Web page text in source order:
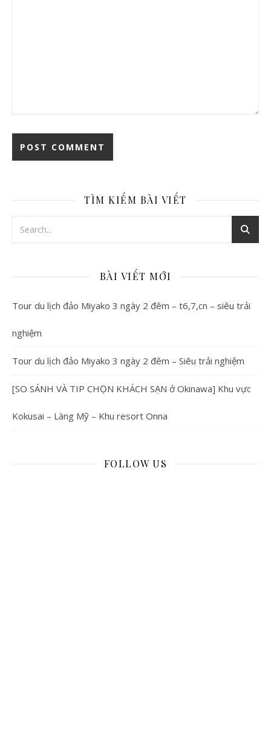
TÌM KIẾM BÀI VIẾT
BÀI VIẾT MỚI
Tour du lịch đảo Miyako 3 ngày 2 đêm – t6,7,cn – siêu trải
nghiệm
Tour du lịch đảo Miyako 3 ngày 2 đêm – Siêu trải nghiệm
[SO SÁNH VÀ TIP CHỌN KHÁCH SẠN ở Okinawa] Khu vực
Kokusai – Làng Mỹ – Khu resort Onna
FOLLOW US